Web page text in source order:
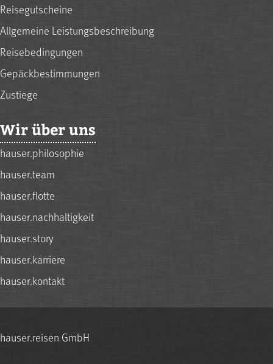
Reisegutscheine
Allgemeine Leistungsbeschreibung
Reisebedingungen
Gepäckbestimmungen
Zustiege
Wir über uns
hauser.philosophie
hauser.team
hauser.flotte
hauser.nachhaltigkeit
hauser.story
hauser.karriere
hauser.kontakt
hauser.reisen GmbH